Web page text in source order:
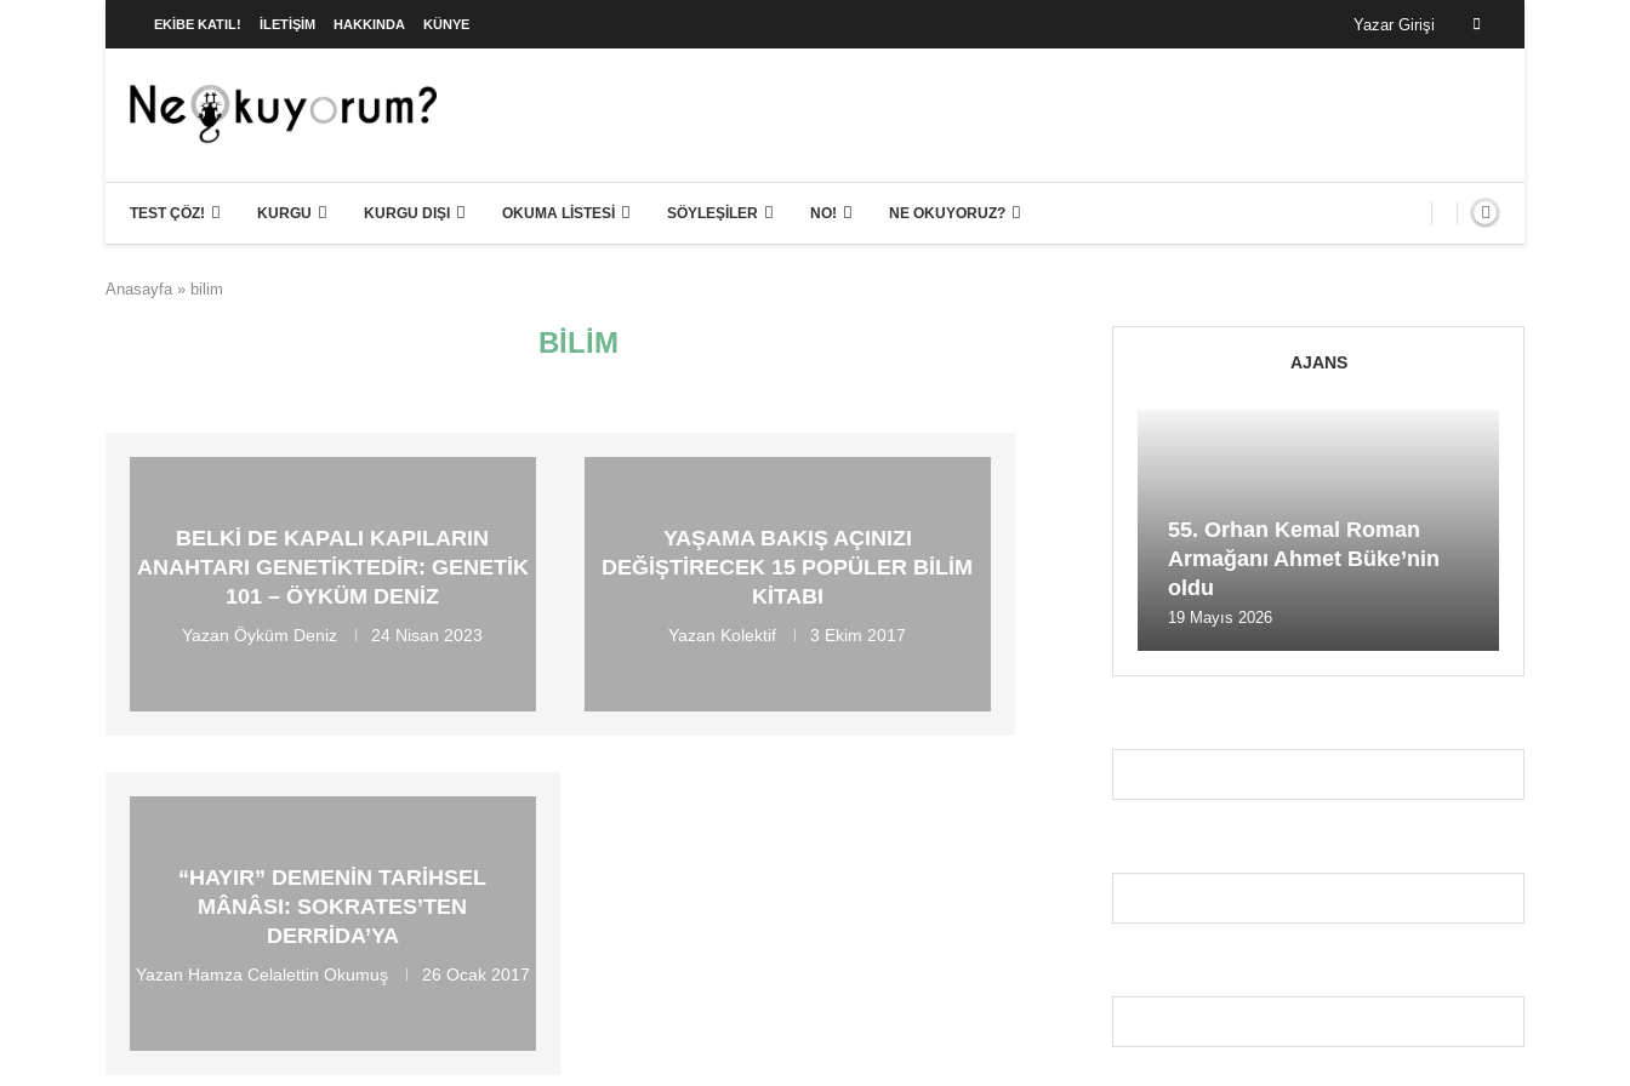
EKIBE KATIL! İLETIŞIM HAKKINDA KÜNYE Yazar Girişi
TEST ÇÖZ! KURGU KURGU DIŞI OKUMA LISTESI SÖYLEŞILER NO! NE OKUYORUZ?
Anasayfa » bilim
BILIM
BELKI DE KAPALI KAPILARIN
ANAHTARI GENETIKTEDIR: GENETIK
101 – ÖYKÜM DENIZ
YazanÖyküm Deniz 24 Nisan 2023
YAŞAMA BAKIŞ AÇINIZI
DEĞIŞTIRECEK 15 POPÜLER BILIM
KITABI
Yazan Kolektif 3 Ekim 2017
“HAYIR” DEMENIN TARIHSEL
MÂNÂSI: SOKRATES’TEN
DERRIDA’YA
Yazan Hamza Celalettin Okumuş 26 Ocak 2017
AJANS
55. Orhan Kemal Roman
Armağanı Ahmet Büke’nin
oldu
19 Mayıs 2026